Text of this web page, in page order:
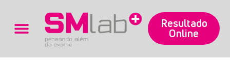
Resultado
Online